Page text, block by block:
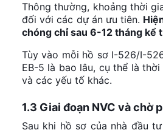
Thông thường, khoảng thời
đối với các dự án ưu tiên.
chóng chỉ sau 6-12 tháng kể
Tùy vào mỗi hồ sơ I-526/I-
EB-5 là bao lâu, cụ thể là
và các yếu tố khác.
1.3 Giai đoạn NVC và chờ
Sau khi hồ sơ của nhà đầu